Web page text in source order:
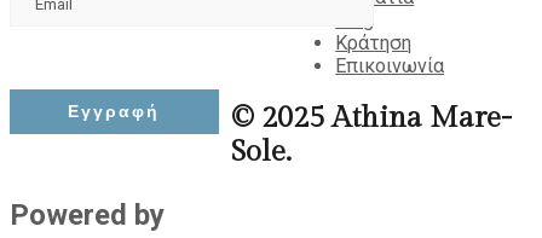
Κράτηση
Επικοινωνία
© 2025 Athina Mare-
Sole.
Powered by